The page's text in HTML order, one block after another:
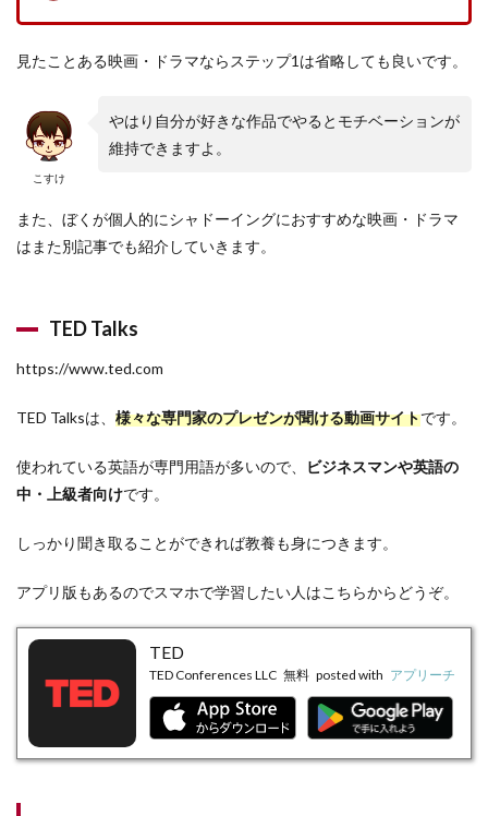
見たことある映画・ドラマならステップ1は省略しても良いです。
こすけ
やはり自分が好きな作品でやるとモチベーションが
維持できますよ。
また、ぼくが個人的にシャドーイングにおすすめな映画・ドラマ
はまた別記事でも紹介していきます。
TED Talks
https://www.ted.com
TED Talksは、 様々な専門家のプレゼンが聞ける動画サイトです。
使われている英語が専門用語が多いので、
ビジネスマンや英語の
中・上級者向けです。
しっかり聞き取ることができれば教養も身につきます。
アプリ版もあるのでスマホで学習したい人はこちらからどうぞ。
TED
TED Conferences LLC 無料 posted with アプリーチ